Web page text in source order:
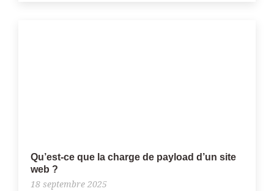
Qu’est‑ce que la charge de payload d’un site
web ?
18 septembre 2025